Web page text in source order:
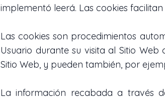
implementó leerá. Las cookies
Las cookies son procedimientos
Usuario durante su visita al Sitio
Sitio Web, y pueden también, por
La información recabada a través